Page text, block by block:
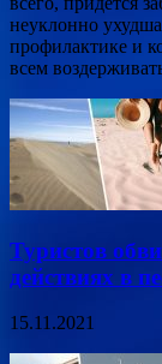
неуклонно
профилактике и
всем
Туристов
действиях в
15.11.2021